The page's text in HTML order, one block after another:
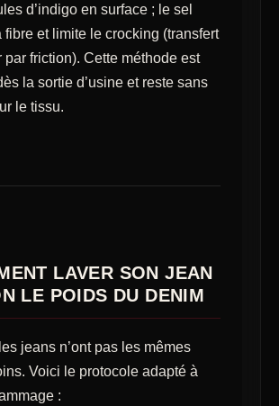
d’indigo en surface ; le sel
fibre et limite le crocking (transfert
par friction). Cette méthode est
la sortie d’usine et reste sans
le tissu.
LAVER SON JEAN
LE POIDS DU DENIM
jeans n’ont pas les mêmes
Voici le protocole adapté à
: